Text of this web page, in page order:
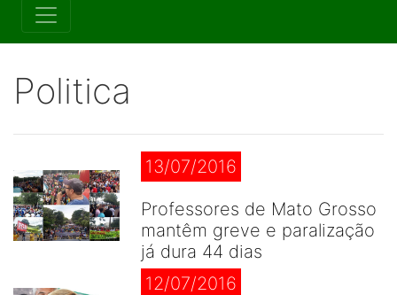
Politica
13/07/2016
Professores de Mato Grosso
mantêm greve e paralização
já dura 44 dias
12/07/2016